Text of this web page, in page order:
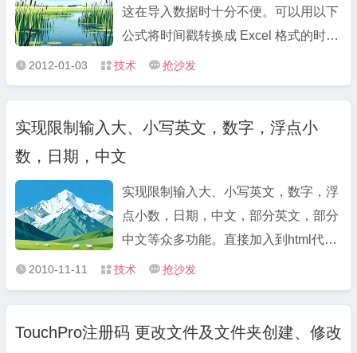
这在导入数据时十分不便。可以用以下
公式将时间戳转换成 Excel 格式的时
间： =(x+8*3600)/86400+70*365+19
其中x为时间戳的单元格，8*3600 中的
置为日期时间格式即可。转换结果如下
 2012-01-03  技术  抢沙发
实现限制输入大、小写英文，数字，浮点小
数，日期，中文
实现限制输入大、小写英文，数字，浮
点小数，日期，中文，部分英文，部分
中文等众多功能。直接加入到html代码
中即可使用。 function regInput(obj,
reg, inputStr) { var docSel =
(docSel.parentElement().tagName !=
 2010-11-11  技术  抢沙发
TouchPro注册码 更改文件及文件夹创建、修改